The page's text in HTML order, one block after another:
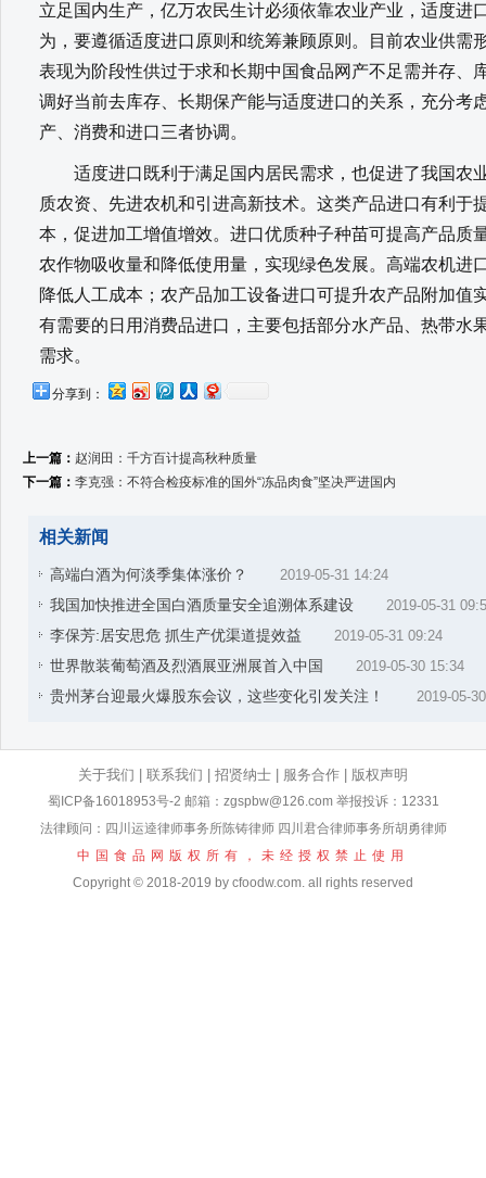
立足国内生产，亿万农民生计必须依靠农业产业，适度进
为，要遵循适度进口原则和统筹兼顾原则。目前农业供需
表现为阶段性供过于求和长期中国食品网产不足需并存、
调好当前去库存、长期保产能与适度进口的关系，充分考
产、消费和进口三者协调。
适度进口既利于满足国内居民需求，也促进了我国农
质农资、先进农机和引进高新技术。这类产品进口有利于
本，促进加工增值增效。进口优质种子种苗可提高产品质
农作物吸收量和降低使用量，实现绿色发展。高端农机进
降低人工成本；农产品加工设备进口可提升农产品附加值
有需要的日用消费品进口，主要包括部分水产品、热带水
需求。
分享到：
上一篇： 赵润田：千方百计提高秋种质量
下一篇： 李克强：不符合检疫标准的国外“冻品肉食”坚决严进国内
相关新闻
高端白酒为何淡季集体涨价？ 2019-05-31 14:24
我国加快推进全国白酒质量安全追溯体系建设 2019-05-31
李保芳:居安思危 抓生产优渠道提效益 2019-05-31 09:24
世界散装葡萄酒及烈酒展亚洲展首入中国 2019-05-30 15:34
贵州茅台迎最火爆股东会议，这些变化引发关注！ 2019-05-
关于我们 联系我们 招贤纳士 服务合作 版权声明
蜀ICP备16018953号-2 邮箱：zgspbw@126.com 举报投诉：12331
法律顾问：四川运逵律师事务所陈铸律师 四川君合律师事务所胡勇律师
中国食品网版权所有，未经授权禁止使用
Copyright © 2018-2019 by cfoodw.com. all rights reserved